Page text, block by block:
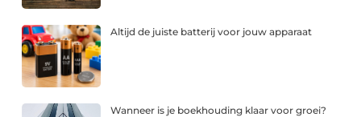
Altijd de juiste batterij voor jouw apparaat
Wanneer is je boekhouding klaar voor groei?